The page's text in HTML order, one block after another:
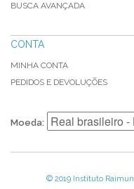
BUSCA AVANÇADA
CONTA
MINHA CONTA
PEDIDOS E DEVOLUÇÕES
Moeda:
© 2019 Instituto